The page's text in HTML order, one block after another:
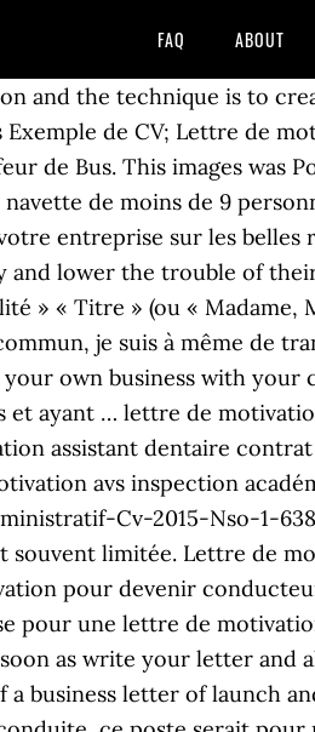
FAQ ABOUT
and the technique is to
de CV; Lettre de
de Bus. This images was
de moins de 9
entreprise sur les belles
and lower the trouble of
» « Titre » (ou « Madame,
je suis à même de
own business with your
et ayant … lettre de
assistant dentaire
avs inspection
Cv-2015-Nso-1-
souvent limitée. Lettre de
pour devenir
pour une lettre de
as write your letter and
business letter of launch